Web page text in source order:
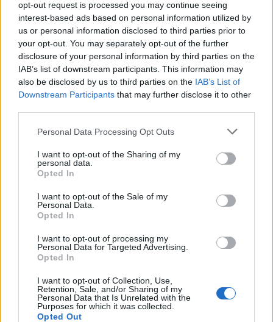
opt-out request is processed you may continue seeing
interest-based ads based on personal information utilized by
us or personal information disclosed to third parties prior to
your opt-out. You may separately opt-out of the further
disclosure of your personal information by third parties on the
IAB’s list of downstream participants. This information may
also be disclosed by us to third parties on the IAB’s List of
Downstream Participants that may further disclose it to other
Please note that this website/app uses one or more Google
not limited to your visit or usage behaviour. You may click to
grant or deny consent to Google and its third-party tags to
use your data for below specified purposes in below Google
consent section.
Personal Data Processing Opt Outs
I want to opt-out of the Sharing of my
personal data.
Opted In
I want to opt-out of the Sale of my
Personal Data.
Opted In
I want to opt-out of processing my
Personal Data for Targeted Advertising.
Opted In
I want to opt-out of Collection, Use,
Retention, Sale, and/or Sharing of my
Personal Data that Is Unrelated with the
Purposes for which it was collected.
Opted Out
Questi modelli portano con sé una bellezza
intramontabile, e il Mini DolceVita diLongines, con
la sua cassa rettangolare, richiama alla mente
un’epoca di eleganza e libertà.
Gli orologi non sono solo oggetti da indossare, ma
veri e propri custodi di storie, emozioni e legami. In
rappresentare un legame tangibile con il passato e
l’identità.
AUTORE
Staff